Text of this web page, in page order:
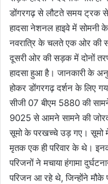
डोंगरगढ़ से लौटते समय ट्रक
हादसा नेशनल हाइवे में सोमनी
नवरात्रि के चलते एक ओर की
दूसरी ओर की सड़क में दोनों
हादसा हुआ है। जानकारी के
होकर डोंगरगढ़ दर्शन के लिए
सीजी 07 बीएम 5880 की
9025 से आमने सामने की
सूमो के परखच्चे उड़ गए। सूमो में
मृतक एक ही परिवार के थे।
परिजनों ने मचाया हंगामा
परिजन आ रहे थे, जिन्होंने मौके